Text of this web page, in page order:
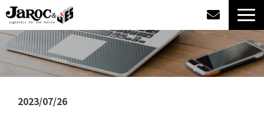
製品情報
導入事例
2023/07/26